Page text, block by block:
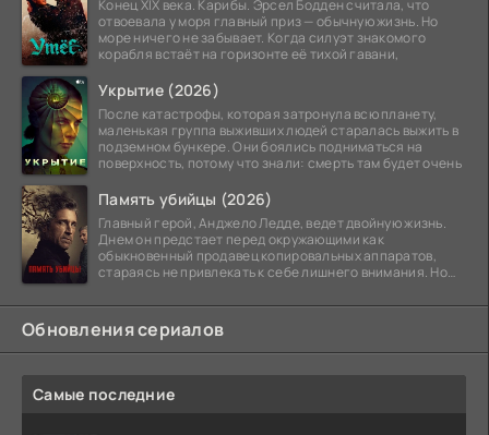
Конец XIX века. Карибы. Эрсел Бодден считала, что
отвоевала у моря главный приз — обычную жизнь. Но
море ничего не забывает. Когда силуэт знакомого
корабля встаёт на горизонте её тихой гавани,
Укрытие (2026)
После катастрофы, которая затронула всю планету,
маленькая группа выживших людей старалась выжить в
подземном бункере. Они боялись подниматься на
поверхность, потому что знали: смерть там будет очень
Память убийцы (2026)
Главный герой, Анджело Ледде, ведет двойную жизнь.
Днем он предстает перед окружающими как
обыкновенный продавец копировальных аппаратов,
стараясь не привлекать к себе лишнего внимания. Но
Обновления сериалов
Самые последние